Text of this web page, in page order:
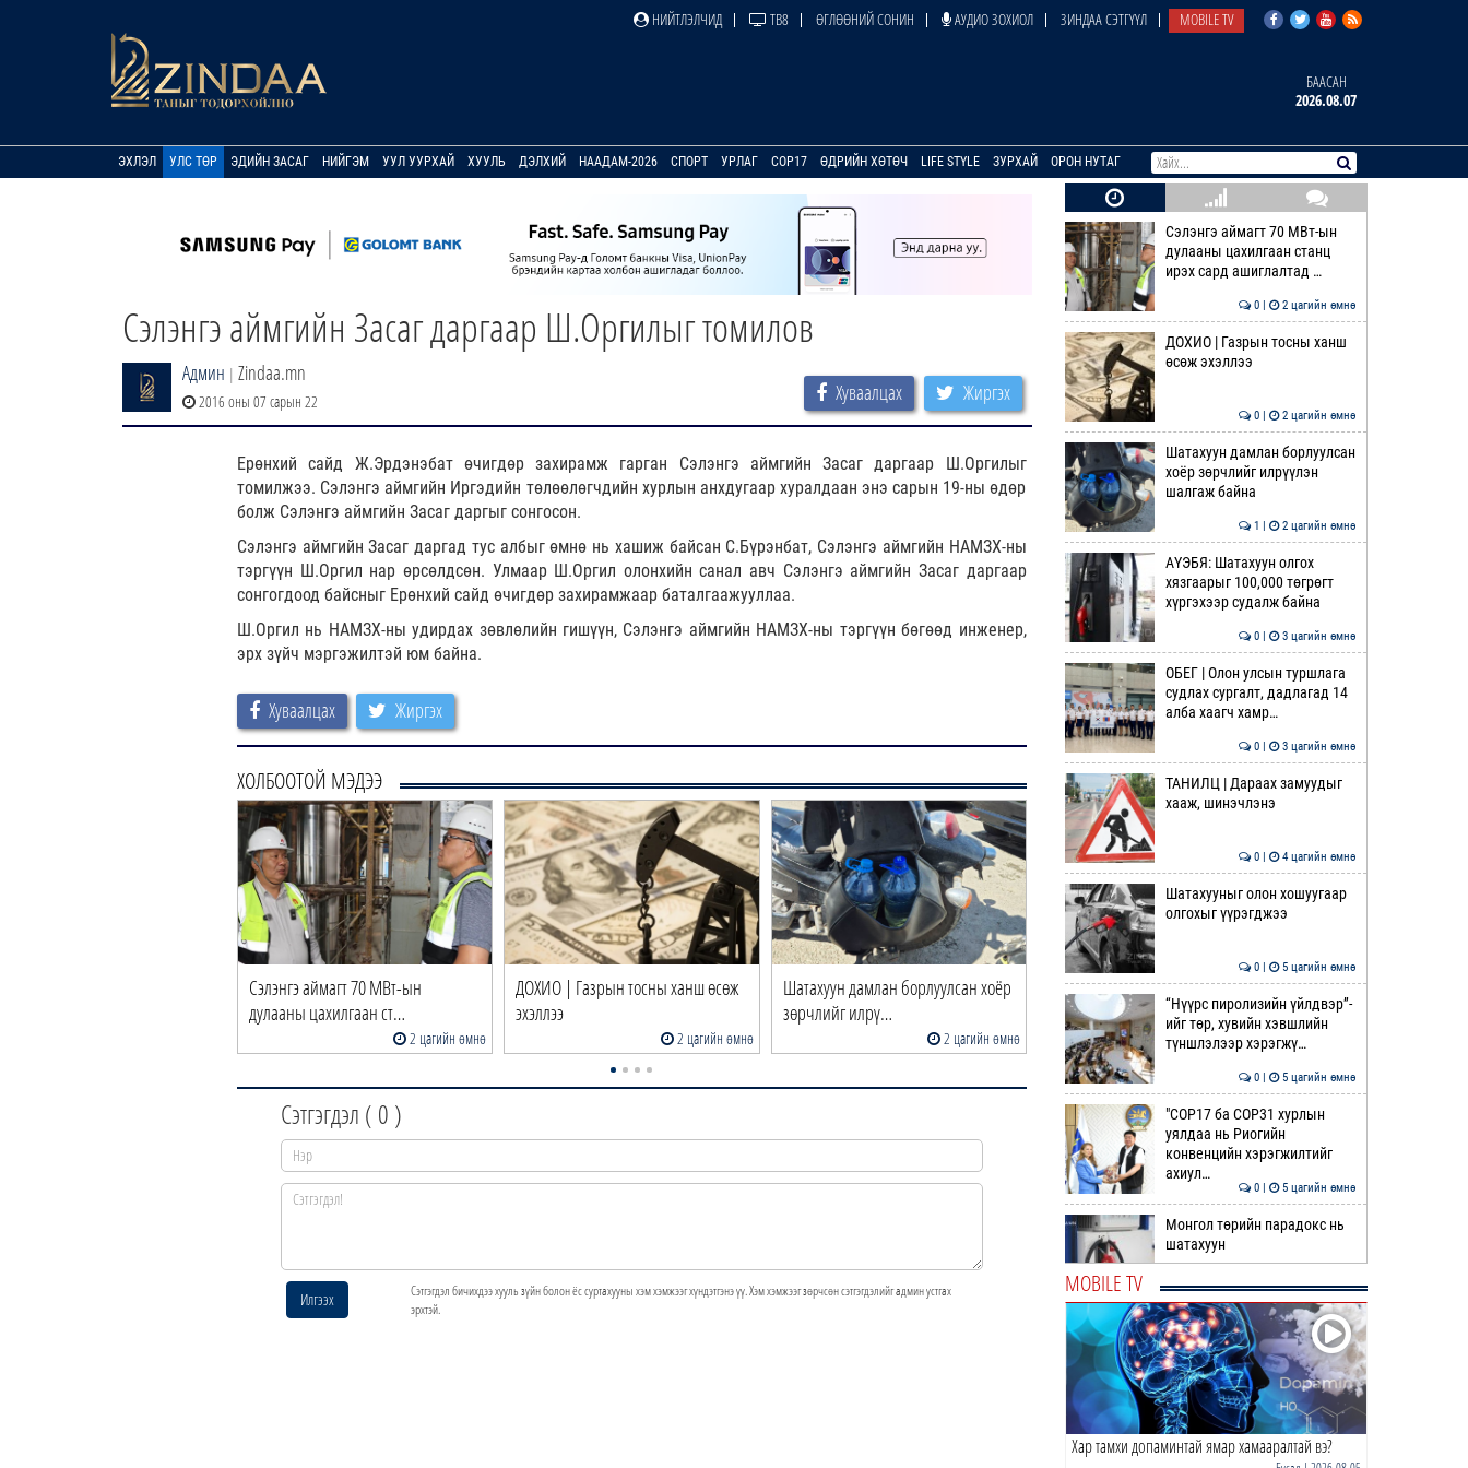
НИЙТЛЭЛЧИД ТВ8 ӨГЛӨӨНИЙ СОНИН АУДИО ЗОХИОЛ ЗИНДАА СЭТГҮҮЛ MOBILE TV
БААСАН
2026.08.07
ЭХЛЭЛ УЛС ТӨР ЭДИЙН ЗАСАГ НИЙГЭМ УУЛ УУРХАЙ ХУУЛЬ ДЭЛХИЙ НААДАМ-2026 СПОРТ УРЛАГ COP17 ӨДРИЙН ХӨТӨЧ LIFE STYLE ЗУРХАЙ ОРОН НУТАГ
Сэлэнгэ аймгийн Засаг даргаар Ш.Оргилыг томилов
Админ | Zindaa.mn
2016 оны 07 сарын 22 Хуваалцах Жиргэх
Ерөнхий сайд Ж.Эрдэнэбат өчигдөр захирамж гарган Сэлэнгэ аймгийн Засаг даргаар Ш.Оргилыг
томилжээ. Сэлэнгэ аймгийн Иргэдийн төлөөлөгчдийн хурлын анхдугаар хуралдаан энэ сарын 19-ны өдөр
болж Сэлэнгэ аймгийн Засаг даргыг сонгосон.
Сэлэнгэ аймгийн Засаг даргад тус албыг өмнө нь хашиж байсан С.Бүрэнбат, Сэлэнгэ аймгийн НАМЗХ-ны
тэргүүн Ш.Оргил нар өрсөлдсөн. Улмаар Ш.Оргил олонхийн санал авч Сэлэнгэ аймгийн Засаг даргаар
сонгогдоод байсныг Ерөнхий сайд өчигдөр захирамжаар баталгаажууллаа.
Ш.Оргил нь НАМЗХ-ны удирдах зөвлөлийн гишүүн, Сэлэнгэ аймгийн НАМЗХ-ны тэргүүн бөгөөд инженер,
эрх зүйч мэргэжилтэй юм байна.
Хуваалцах Жиргэх
ХОЛБООТОЙ МЭДЭЭ
Сэлэнгэ аймагт 70 МВт-ын
дулааны цахилгаан ст…
2 цагийн өмнө
ДОХИО | Газрын тосны ханш өсөж
эхэллээ
2 цагийн өмнө
Шатахуун дамлан борлуулсан хоёр
зөрчлийг илрү…
2 цагийн өмнө
АҮЭБЯ: Шатахуун олгох хязгаарыг
100,000 төгрө…
3 цагийн өмнө
ОБЕГ | Олон улсын
судлах сургалт, да…
Сэтгэгдэл ( 0 )
Илгээх
Сэтгэгдэл бичихдээ хууль зүйн болон ёс суртахууны хэм хэмжээг хүндэтгэнэ үү. Хэм хэмжээг зөрчсөн сэтгэгдэлийг админ устгах
эрхтэй.
Сэлэнгэ аймагт 70 МВт-ын
дулааны цахилгаан станц
ирэх сард ашиглалтад …
0 | 2 цагийн өмнө
ДОХИО | Газрын тосны ханш
өсөж эхэллээ
0 | 2 цагийн өмнө
Шатахуун дамлан борлуулсан
хоёр зөрчлийг илрүүлэн
шалгаж байна
1 | 2 цагийн өмнө
АҮЭБЯ: Шатахуун олгох
хязгаарыг 100,000 төгрөгт
хүргэхээр судалж байна
0 | 3 цагийн өмнө
ОБЕГ | Олон улсын туршлага
судлах сургалт, дадлагад 14
алба хаагч хамр…
0 | 3 цагийн өмнө
ТАНИЛЦ | Дараах замуудыг
хааж, шинэчлэнэ
0 | 4 цагийн өмнө
Шатахууныг олон хошуугаар
олгохыг үүрэгджээ
0 | 5 цагийн өмнө
“Нүүрс пиролизийн үйлдвэр”-
ийг төр, хувийн хэвшлийн
түншлэлээр хэрэгжү…
0 | 5 цагийн өмнө
"COP17 ба COP31 хурлын
уялдаа нь Риогийн
конвенцийн хэрэгжилтийг
ахиул…
0 | 5 цагийн өмнө
Монгол төрийн парадокс нь
шатахуун
Б.Пүрэвдагва: Найман
салбарын 103 үйлчилгээний
бүртгэлийг цуцаллаа
0 | 6 цагийн өмнө
Гэр бүлийн хүчирхийллийн 69
MOBILE TV
Хар тамхи допаминтай ямар хамааралтай вэ?